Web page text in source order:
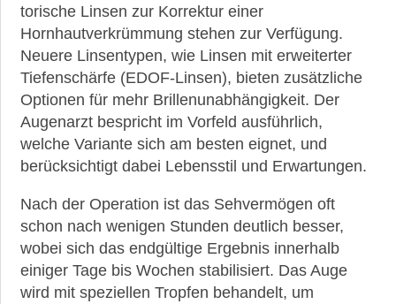
torische Linsen zur Korrektur einer
Hornhautverkrümmung stehen zur Verfügung.
Neuere Linsentypen, wie Linsen mit erweiterter
Tiefenschärfe (EDOF-Linsen), bieten zusätzliche
Optionen für mehr Brillenunabhängigkeit. Der
Augenarzt bespricht im Vorfeld ausführlich,
welche Variante sich am besten eignet, und
berücksichtigt dabei Lebensstil und Erwartungen.
Nach der Operation ist das Sehvermögen oft
schon nach wenigen Stunden deutlich besser,
wobei sich das endgültige Ergebnis innerhalb
einiger Tage bis Wochen stabilisiert. Das Auge
wird mit speziellen Tropfen behandelt, um